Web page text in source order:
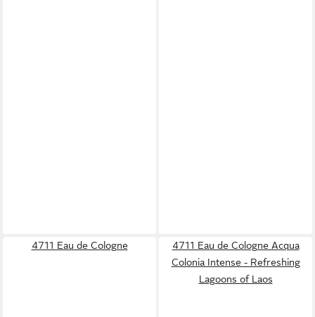
4711 Eau de Cologne
4711 Eau de Cologne Acqua
Colonia Intense - Refreshing
Lagoons of Laos